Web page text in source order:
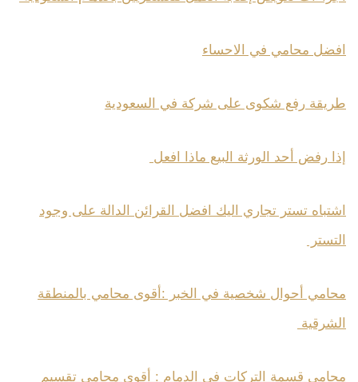
افضل محامي في الاحساء
طريقة رفع شكوى على شركة في السعودية
إذا رفض أحد الورثة البيع ماذا افعل
اشتباه تستر تجاري اليك افضل القرائن الدالة على وجود
التستر
محامي أحوال شخصية في الخبر :أقوى محامي بالمنطقة
الشرقية
محامي قسمة التركات في الدمام : أقوى محامي تقسيم